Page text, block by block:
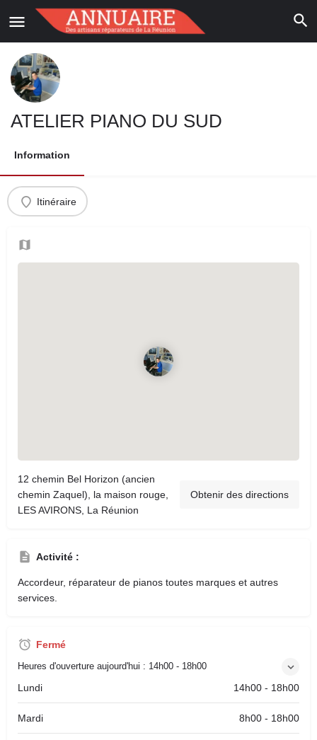
ATELIER PIANO DU SUD
Information
Itinéraire
12 chemin Bel Horizon (ancien
chemin Zaquel), la maison rouge,
LES AVIRONS, La Réunion
Obtenir des directions
Activité :
Accordeur, réparateur de pianos toutes marques et autres
services.
Fermé
Heures d'ouverture aujourd'hui : 14h00 - 18h00
Lundi 14h00 - 18h00
Mardi 8h00 - 18h00